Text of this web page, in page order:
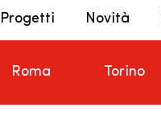
Progetti Novità
Roma Torino